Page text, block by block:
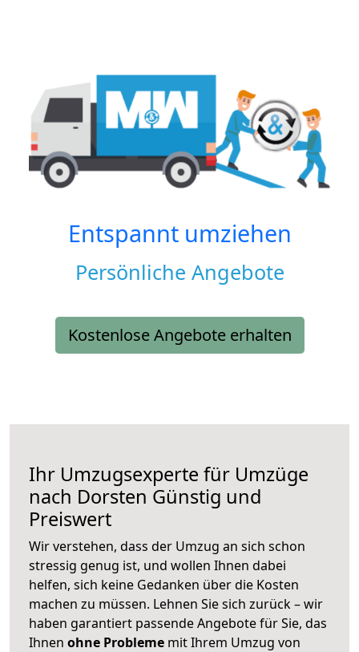
Entspannt umziehen
Persönliche Angebote
Kostenlose Angebote erhalten
Ihr Umzugsexperte für Umzüge
nach Dorsten Günstig und
Preiswert
Wir verstehen, dass der Umzug an sich schon
stressig genug ist, und wollen Ihnen dabei
helfen, sich keine Gedanken über die Kosten
machen zu müssen. Lehnen Sie sich zurück – wir
haben garantiert passende Angebote für Sie, das
Ihnen ohne Probleme mit Ihrem Umzug von